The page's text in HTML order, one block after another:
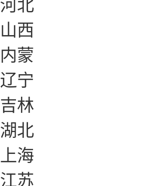
山西
内蒙
辽宁
吉林
湖北
上海
江苏